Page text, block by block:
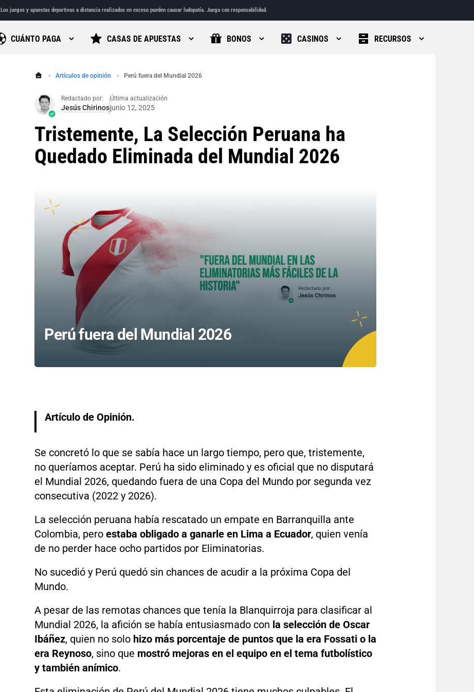
Los juegos y apuestas deportivas a distancia realizados en exceso pueden causar ludopatía. Juega con responsabilidad.
CUÁNTO PAGA CASAS DE APUESTAS BONOS CASINOS RECURSOS
Artículos de opinión Perú fuera del Mundial 2026
Redactado por:
Jesús Chirinos
Última actualización
junio 12, 2025
Tristemente, La Selección Peruana ha
Quedado Eliminada del Mundial 2026
Perú fuera del Mundial 2026
Artículo de Opinión.
Se concretó lo que se sabía hace un largo tiempo, pero que, tristemente,
no queríamos aceptar. Perú ha sido eliminado y es oficial que no disputará
el Mundial 2026, quedando fuera de una Copa del Mundo por segunda vez
consecutiva (2022 y 2026).
La selección peruana había rescatado un empate en Barranquilla ante
Colombia, pero estaba obligado a ganarle en Lima a Ecuador, quien venía
de no perder hace ocho partidos por Eliminatorias.
No sucedió y Perú quedó sin chances de acudir a la próxima Copa del
Mundo.
A pesar de las remotas chances que tenía la Blanquirroja para clasificar al
Mundial 2026, la afición se había entusiasmado con la selección de Oscar
Ibáñez, quien no solo hizo más porcentaje de puntos que la era Fossati o la
era Reynoso, sino que mostró mejoras en el equipo en el tema futbolístico
y también anímico.